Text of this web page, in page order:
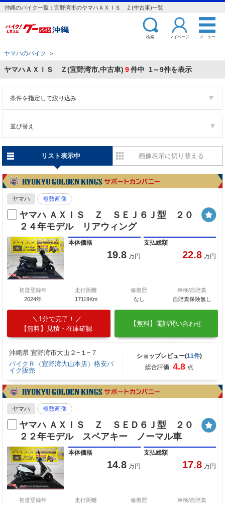
沖縄のバイク一覧：宜野湾市のヤマハＡＸＩＳ Ｚ(中古車)一覧
検索 マイページ メニュー
ヤマハのバイク ＞
ヤマハＡＸＩＳ Ｚ(宜野湾市,中古車) 9件中 1～9件を表示
条件を指定して絞り込み
並び替え
リスト表示中 画像表示に切り替える
ヤマハ 複数画像
ヤマハ ＡＸＩＳ Ｚ ＳＥＪ６Ｊ型 ２０
２４年モデル リアウィング
本体価格
19.8 万円
支払総額
22.8 万円
初度登録年
2024年
走行距離
17119Km
修復歴
なし
車検/自賠責
自賠責保険無し
1分で完了！
【無料】見積・在庫確認
【無料】電話問い合わせ
沖縄県 宜野湾市大山２−１−７
バイクＲ（宜野湾大山本店）格安バ
イク販売
ショップレビュー(11件)
総合評価: 4.8 点
ヤマハ 複数画像
ヤマハ ＡＸＩＳ Ｚ ＳＥＤ６Ｊ型 ２０
２２年モデル スペアキー ノーマル車
本体価格
14.8 万円
支払総額
17.8 万円
初度登録年
走行距離
修復歴
車検/自賠責